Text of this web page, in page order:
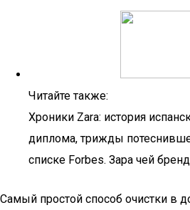
Читайте также:
Хроники Zara: история
диплома, трижды
списке Forbes. Зара чей
Самый простой способ очистки в